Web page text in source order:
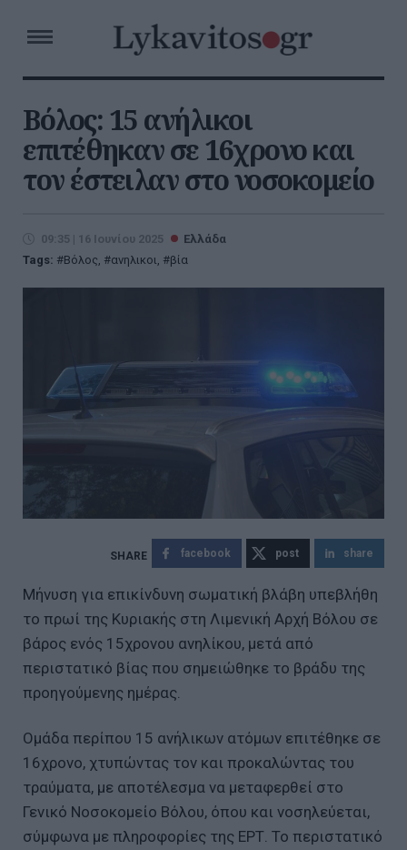
Βόλος: 15 ανήλικοι
επιτέθηκαν σε 16χρονο και
τον έστειλαν στο νοσοκομείο
09:35 | 16 Ιουνίου 2025
Ελλάδα
Tags:
Βόλος, ανηλικοι, βία
facebook post share
Μήνυση για επικίνδυνη σωματική βλάβη υπεβλήθη
το πρωί της Κυριακής στη Λιμενική Αρχή Βόλου σε
βάρος ενός 15χρονου ανηλίκου, μετά από
περιστατικό βίας που σημειώθηκε το βράδυ της
προηγούμενης ημέρας.
Ομάδα περίπου 15 ανήλικων ατόμων επιτέθηκε σε
16χρονο, χτυπώντας τον και προκαλώντας του
τραύματα, με αποτέλεσμα να μεταφερθεί στο
Γενικό Νοσοκομείο Βόλου, όπου και νοσηλεύεται,
σύμφωνα με πληροφορίες της ΕΡΤ. Το περιστατικό